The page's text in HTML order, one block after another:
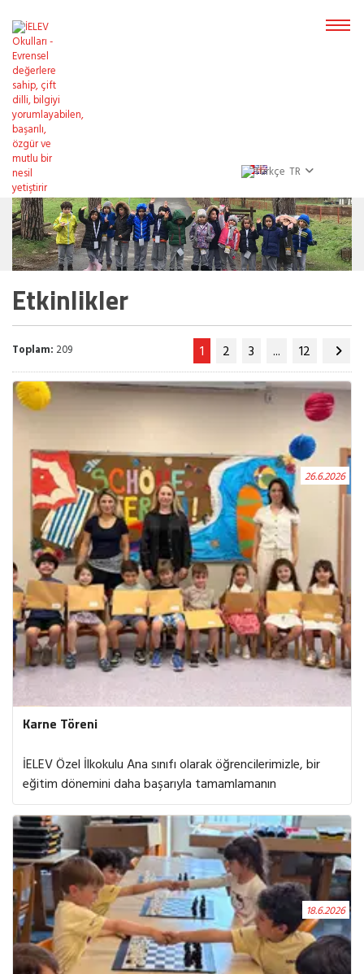
TR
Etkinlikler
Toplam: 209 1 2 3 ... 12
26.6.2026
Karne Töreni
İELEV Özel İlkokulu Ana sınıfı olarak öğrencilerimizle, bir
eğitim dönemini daha başarıyla tamamlamanın
mutluluğunu yaşadık. Karne töreninde öğrencilerimiz, yıl
boyunca gösterdikleri emeklerin karşılığını almanın
gururunu ve sevincini paylaştı. Birlikte öğrenerek,
keşfederek ve büyüyerek geçirdiğimiz bu süreçte
öğrencilerimizin gelişim yolculuğuna tanıklık etmek bizler
için büyük bir mutluluk oldu. Tüm öğrencilerimizi gönülden
kutluyor, keyifli, sağlıklı ve güzel anılarla dolu bir tatil
dönemi diliyoruz.
18.6.2026